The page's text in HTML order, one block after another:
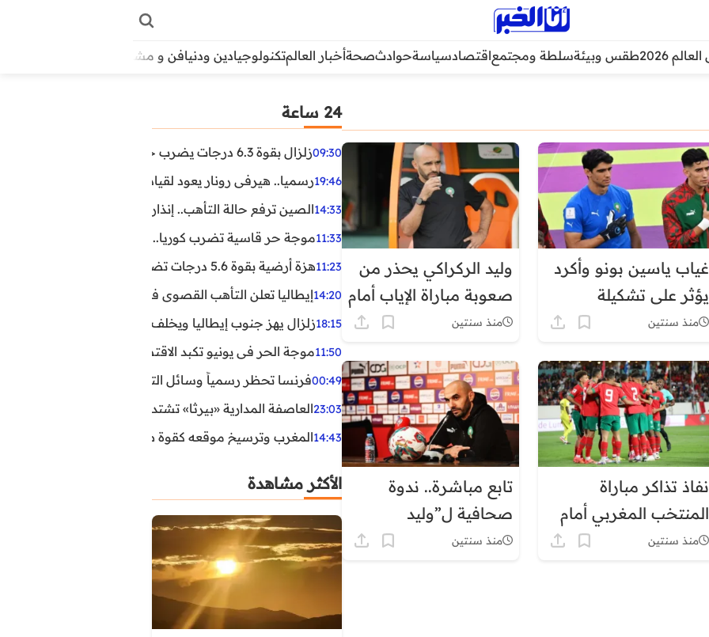
2026 طقس وبيئةسلطة ومجتمعاقتصادسياسةحوادثصحةأخبار العالمتكنولوجيادين ودنيافن و مشاهير
غياب ياسين بونو وأكرد
يؤثر على تشكيلة
المغرب أمام إفريقيا
منذ سنتين
وليد الركراكي يحذر من
صعوبة مباراة الإياب أمام
إفريقيا الوسطى
منذ سنتين
نفاذ تذاكر مباراة
المنتخب المغربي أمام
إفريقيا الوسطى في
منذ سنتين
تابع مباشرة.. ندوة
صحافية ل”وليد
الركراكي”
منذ سنتين
24 ساعة
09:30زلزال بقوة 6.3 درجات يضرب جنوب الفلبين.. ولا تحذير من تسونامي حتى الآن
19:46رسميا.. هيرفي رونار يعود لقيادة منتخب كوت ديفوار
14:33الصين ترفع حالة التأهب.. إنذاران جديدان بسبب الأمطار
11:33موجة حر قاسية تضرب كوريا.. وفيات وإصابات ونفوق مئات
11:23هزة أرضية بقوة 5.6 درجات تضرب مصر
14:20إيطاليا تعلن التأهب القصوى في 23 مدينة بسبب موجة حر شديدة
18:15زلزال يهز جنوب إيطاليا ويخلف عشرات الجرحى
11:50موجة الحر في يونيو تكبد الاقتصاد البريطاني خسائر تجاوزت 1.5 مليار
00:49فرنسا تحظر رسمياً وسائل التواصل الاجتماعي على القاصرين
23:03العاصفة المدارية «بيرثا» تشتد وتقترب من سواحل
14:43المغرب وترسيخ موقعه كقوة طاقية إقليمية
الأكثر مشاهدة